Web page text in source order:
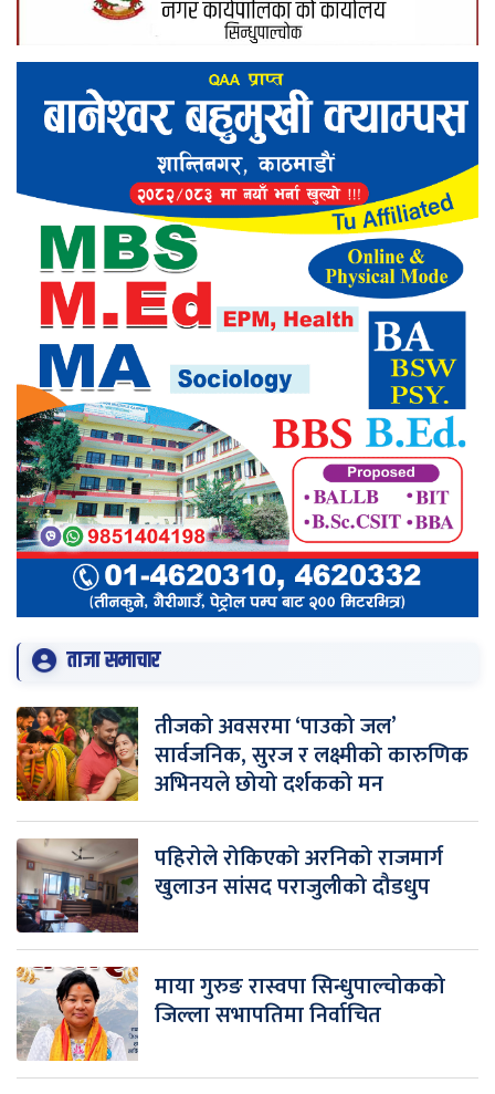
ताजा समाचार
तीजको अवसरमा ‘पाउको जल’
सार्वजनिक, सुरज र लक्ष्मीको कारुणिक
अभिनयले छोयो दर्शकको मन
पहिरोले रोकिएको अरनिको राजमार्ग
खुलाउन सांसद पराजुलीको दौडधुप
माया गुरुङ रास्वपा सिन्धुपाल्चोकको
जिल्ला सभापतिमा निर्वाचित